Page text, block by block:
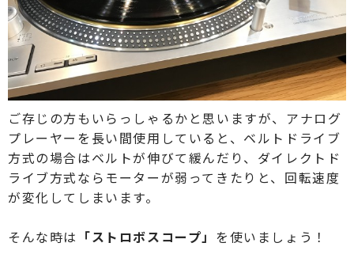
ご存じの方もいらっしゃるかと思いますが、アナログ
プレーヤーを長い間使用していると、ベルトドライブ
方式の場合はベルトが伸びて緩んだり、ダイレクトド
ライブ方式ならモーターが弱ってきたりと、回転速度
が変化してしまいます。
そんな時は 「ストロボスコープ」 を使いましょう！